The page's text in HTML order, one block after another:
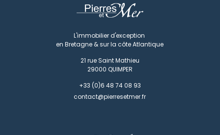
L'immobilier d'exception
en Bretagne & sur la côte Atlantique
21 rue Saint Mathieu
29000 QUIMPER
+33 (0)6 48 74 08 93
contact@pierresetmer.fr